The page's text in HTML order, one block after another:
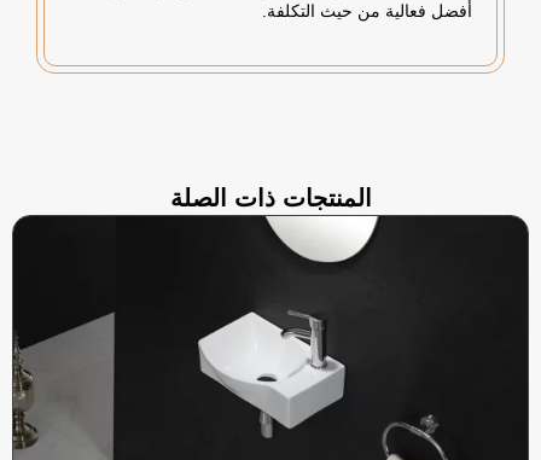
أفضل فعالية من حيث التكلفة.
المنتجات ذات الصلة